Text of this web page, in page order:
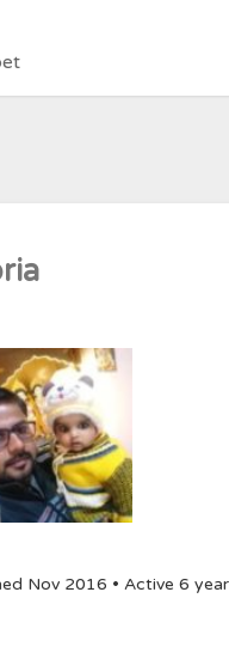
Nov 2016 • Active 6